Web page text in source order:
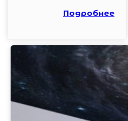
Подробнее